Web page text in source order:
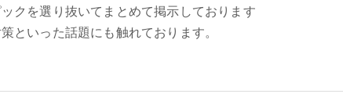
クを選り抜いてまとめて掲示しております
といった話題にも触れております。